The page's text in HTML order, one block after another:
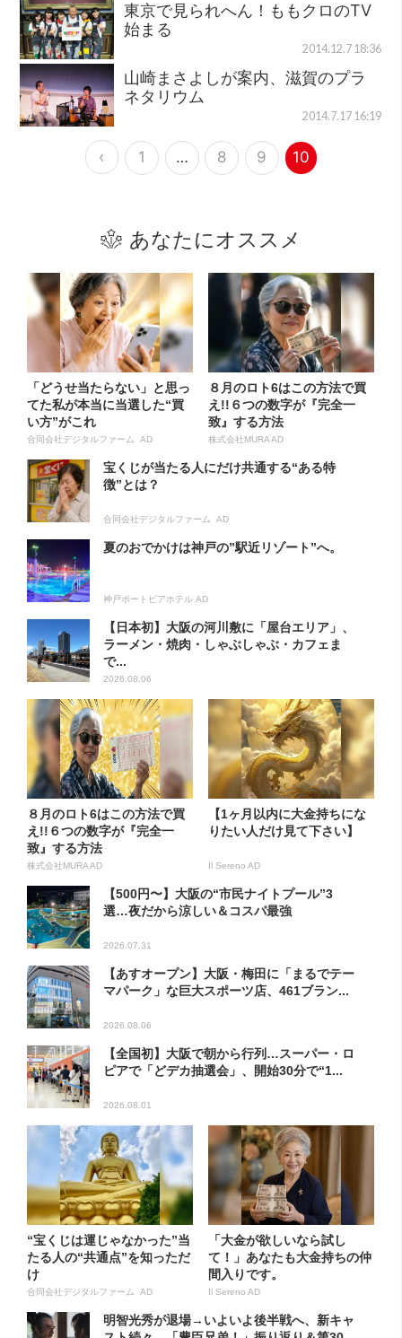
東京で見られへん！ももクロのTV
始まる
2014.12.7 18:36
山崎まさよしが案内、滋賀のプラ
ネタリウム
2014.7.17 16:19
‹ 1 … 8 9 10
あなたにオススメ
「どうせ当たらない」と思っ
てた私が本当に当選した“買
い方”がこれ
合同会社デジタルファーム AD
８月のロト6はこの方法で買
え!!６つの数字が『完全一
致』する方法
株式会社MURA AD
宝くじが当たる人にだけ共通する“ある特
徴”とは？
合同会社デジタルファーム AD
夏のおでかけは神戸の”駅近リゾート”へ。
神戸ポートピアホテル AD
【日本初】大阪の河川敷に「屋台エリア」、
ラーメン・焼肉・しゃぶしゃぶ・カフェま
で...
2026.08.06
８月のロト6はこの方法で買
え!!６つの数字が『完全一
致』する方法
株式会社MURA AD
【1ヶ月以内に大金持ちにな
りたい人だけ見て下さい】
Il Sereno AD
【500円〜】大阪の“市民ナイトプール”3
選…夜だから涼しい＆コスパ最強
2026.07.31
【あすオープン】大阪・梅田に「まるでテー
マパーク」な巨大スポーツ店、461ブラン...
2026.08.06
【全国初】大阪で朝から行列…スーパー・ロ
ピアで「どデカ抽選会」、開始30分で“1...
2026.08.01
“宝くじは運じゃなかった”当
たる人の“共通点”を知っただ
け
合同会社デジタルファーム AD
「大金が欲しいなら試し
て！」あなたも大金持ちの仲
間入りです。
Il Sereno AD
明智光秀が退場→いよいよ後半戦へ、新キャ